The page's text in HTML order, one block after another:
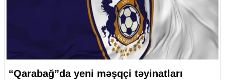
“Qarabağ”da yeni məşqçi təyinatları